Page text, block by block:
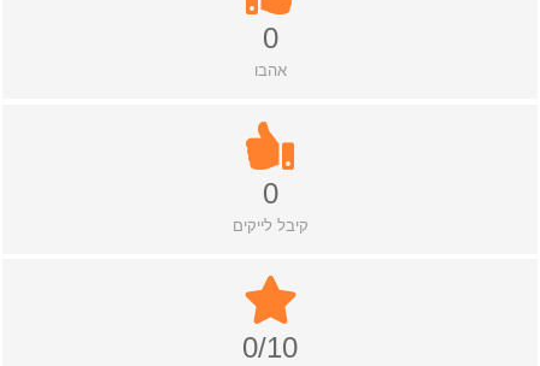
0
אהבו
0
קיבל לייקים
0/10